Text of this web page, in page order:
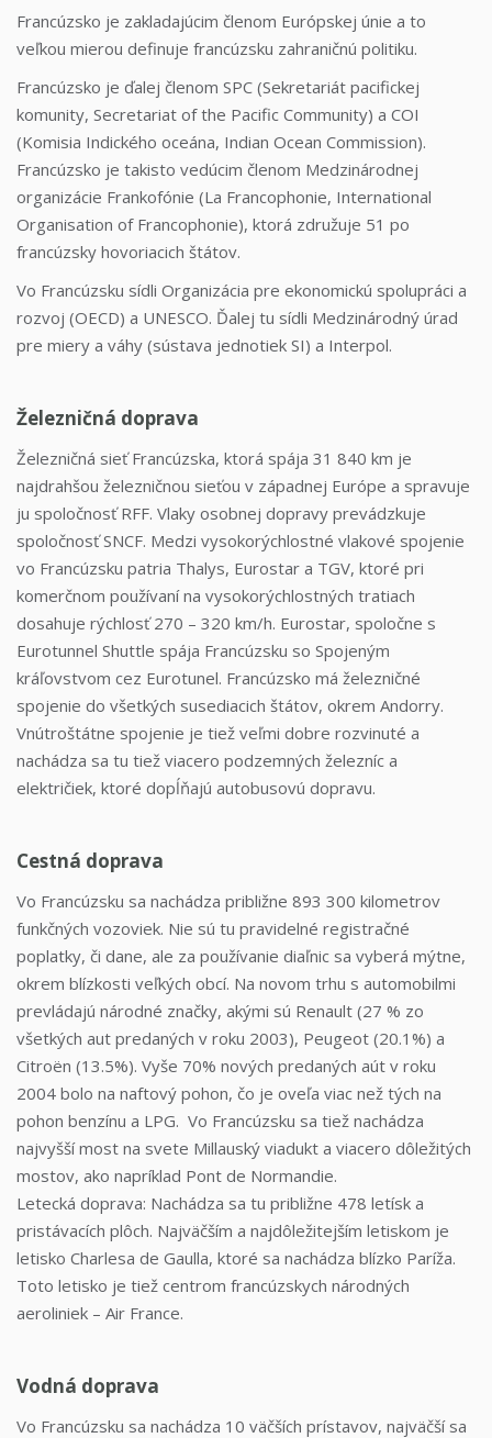
Francúzsko je zakladajúcim členom Európskej únie a to
veľkou mierou definuje francúzsku zahraničnú politiku.
Francúzsko je ďalej členom SPC (Sekretariát pacifickej
komunity, Secretariat of the Pacific Community) a COI
(Komisia Indického oceána, Indian Ocean Commission).
Francúzsko je takisto vedúcim členom Medzinárodnej
organizácie Frankofónie (La Francophonie, International
Organisation of Francophonie), ktorá združuje 51 po
francúzsky hovoriacich štátov.
Vo Francúzsku sídli Organizácia pre ekonomickú spolupráci a
rozvoj (OECD) a UNESCO. Ďalej tu sídli Medzinárodný úrad
pre miery a váhy (sústava jednotiek SI) a Interpol.
Železničná doprava
Železničná sieť Francúzska, ktorá spája 31 840 km je
najdrahšou železničnou sieťou v západnej Európe a spravuje
ju spoločnosť RFF. Vlaky osobnej dopravy prevádzkuje
spoločnosť SNCF. Medzi vysokorýchlostné vlakové spojenie
vo Francúzsku patria Thalys, Eurostar a TGV, ktoré pri
komerčnom používaní na vysokorýchlostných tratiach
dosahuje rýchlosť 270 – 320 km/h. Eurostar, spoločne s
Eurotunnel Shuttle spája Francúzsku so Spojeným
kráľovstvom cez Eurotunel. Francúzsko má železničné
spojenie do všetkých susediacich štátov, okrem Andorry.
Vnútroštátne spojenie je tiež veľmi dobre rozvinuté a
nachádza sa tu tiež viacero podzemných železníc a
električiek, ktoré dopĺňajú autobusovú dopravu.
Cestná doprava
Vo Francúzsku sa nachádza približne 893 300 kilometrov
funkčných vozoviek. Nie sú tu pravidelné registračné
poplatky, či dane, ale za používanie diaľnic sa vyberá mýtne,
okrem blízkosti veľkých obcí. Na novom trhu s automobilmi
prevládajú národné značky, akými sú Renault (27 % zo
všetkých aut predaných v roku 2003), Peugeot (20.1%) a
Citroën (13.5%). Vyše 70% nových predaných aút v roku
2004 bolo na naftový pohon, čo je oveľa viac než tých na
pohon benzínu a LPG. Vo Francúzsku sa tiež nachádza
najvyšší most na svete Millauský viadukt a viacero dôležitých
mostov, ako napríklad Pont de Normandie.
Letecká doprava: Nachádza sa tu približne 478 letísk a
pristávacích plôch. Najväčším a najdôležitejším letiskom je
letisko Charlesa de Gaulla, ktoré sa nachádza blízko Paríža.
Toto letisko je tiež centrom francúzskych národných
aeroliniek – Air France.
Vodná doprava
Vo Francúzsku sa nachádza 10 väčších prístavov, najväčší sa